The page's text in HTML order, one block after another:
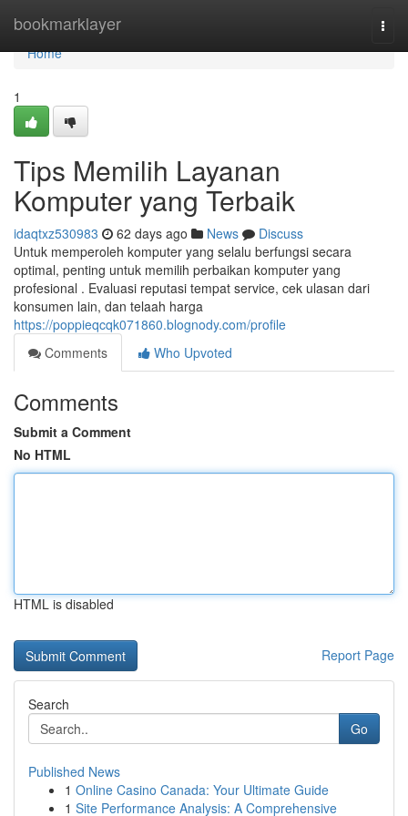
bookmarklayer
Home
Home
1
Tips Memilih Layanan
Komputer yang Terbaik
idaqtxz530983 62 days ago News
Discuss
Untuk memperoleh komputer yang selalu berfungsi secara
optimal, penting untuk memilih perbaikan komputer yang
profesional . Evaluasi reputasi tempat service, cek ulasan dari
konsumen lain, dan telaah harga
https://poppieqcqk071860.blognody.com/profile
Comments
Who Upvoted
Comments
Submit a Comment
No HTML
HTML is disabled
Report Page
Search
Go
Published News
1 Online Casino Canada: Your Ultimate Guide
1 Site Performance Analysis: A Comprehensive